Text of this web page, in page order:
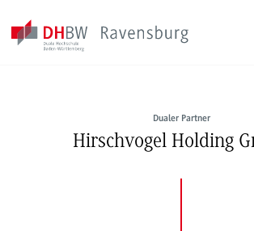
Dualer Partner
Hirschvogel Holding